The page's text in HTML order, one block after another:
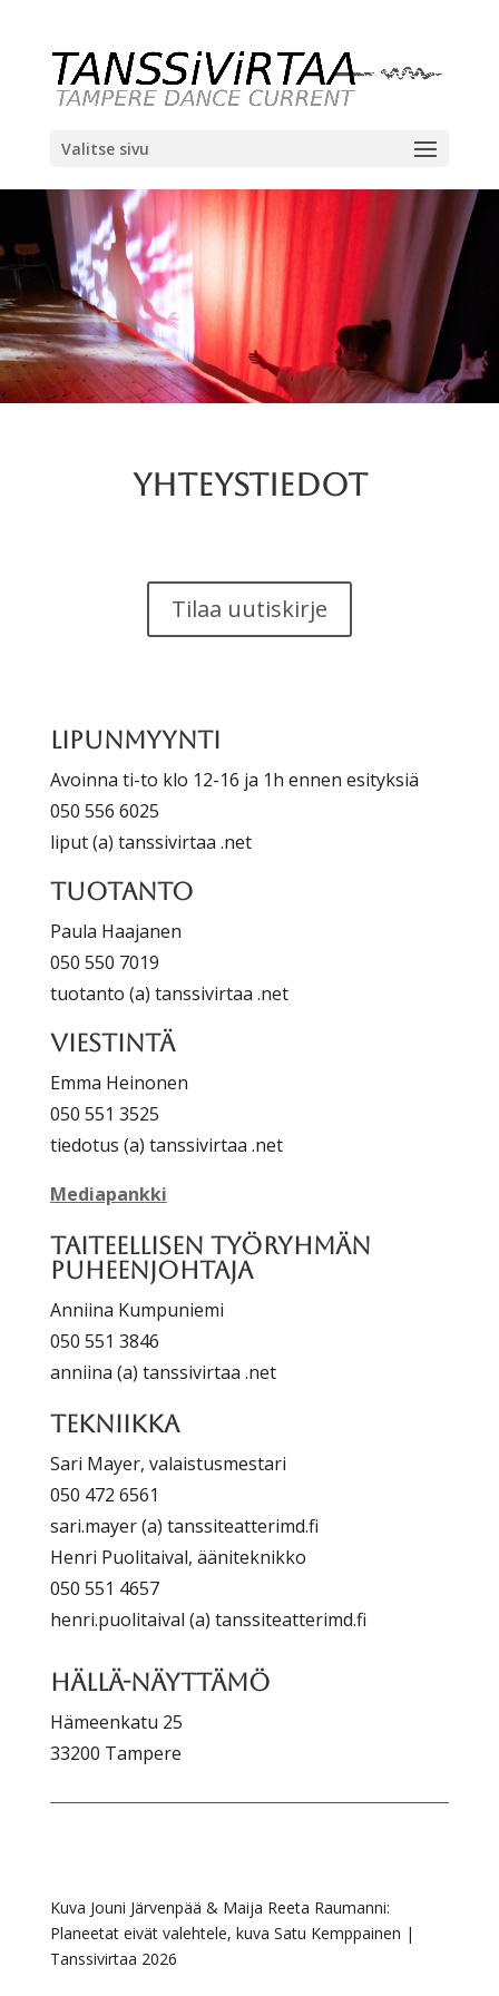
Valitse sivu
YHTEYSTIEDOT
Tilaa uutiskirje
Lipunmyynti
Avoinna ti-to klo 12-16 ja 1h ennen esityksiä
050 556 6025
liput (a) tanssivirtaa .net
Tuotanto
Paula Haajanen
050 550 7019
tuotanto (a) tanssivirtaa .net
Viestintä
Emma Heinonen
050 551 3525
tiedotus (a) tanssivirtaa .net
Mediapankki
Taiteellisen työryhmän
puheenjohtaja
Anniina Kumpuniemi
050 551 3846
anniina (a) tanssivirtaa .net
Tekniikka
Sari Mayer, valaistusmestari
050 472 6561
sari.mayer (a) tanssiteatterimd.fi
Henri Puolitaival, ääniteknikko
050 551 4657
henri.puolitaival (a) tanssiteatterimd.fi
Hällä-näyttämö
Hämeenkatu 25
33200 Tampere
Kuva Jouni Järvenpää & Maija Reeta Raumanni:
Planeetat eivät valehtele, kuva Satu Kemppainen |
Tanssivirtaa 2026